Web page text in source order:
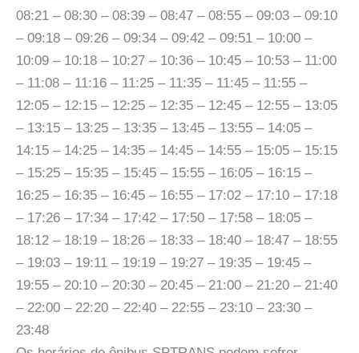
08:21 – 08:30 – 08:39 – 08:47 – 08:55 – 09:03 – 09:10
– 09:18 – 09:26 – 09:34 – 09:42 – 09:51 – 10:00 –
10:09 – 10:18 – 10:27 – 10:36 – 10:45 – 10:53 – 11:00
– 11:08 – 11:16 – 11:25 – 11:35 – 11:45 – 11:55 –
12:05 – 12:15 – 12:25 – 12:35 – 12:45 – 12:55 – 13:05
– 13:15 – 13:25 – 13:35 – 13:45 – 13:55 – 14:05 –
14:15 – 14:25 – 14:35 – 14:45 – 14:55 – 15:05 – 15:15
– 15:25 – 15:35 – 15:45 – 15:55 – 16:05 – 16:15 –
16:25 – 16:35 – 16:45 – 16:55 – 17:02 – 17:10 – 17:18
– 17:26 – 17:34 – 17:42 – 17:50 – 17:58 – 18:05 –
18:12 – 18:19 – 18:26 – 18:33 – 18:40 – 18:47 – 18:55
– 19:03 – 19:11 – 19:19 – 19:27 – 19:35 – 19:45 –
19:55 – 20:10 – 20:30 – 20:45 – 21:00 – 21:20 – 21:40
– 22:00 – 22:20 – 22:40 – 22:55 – 23:10 – 23:30 –
23:48